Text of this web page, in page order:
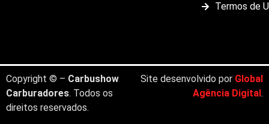
Termos de
Copyright © – Carbushow
Carburadores. Todos os
direitos reservados.
Site desenvolvido por Global
Agência Digital.